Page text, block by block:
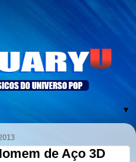
▼
de Aço 3D